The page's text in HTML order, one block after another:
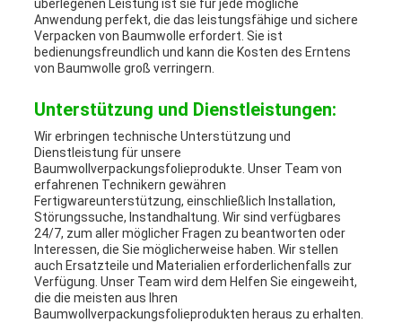
überlegenen Leistung ist sie für jede mögliche
Anwendung perfekt, die das leistungsfähige und sichere
Verpacken von Baumwolle erfordert. Sie ist
bedienungsfreundlich und kann die Kosten des Erntens
von Baumwolle groß verringern.
Unterstützung und Dienstleistungen:
Wir erbringen technische Unterstützung und
Dienstleistung für unsere
Baumwollverpackungsfolieprodukte. Unser Team von
erfahrenen Technikern gewähren
Fertigwareunterstützung, einschließlich Installation,
Störungssuche, Instandhaltung. Wir sind verfügbares
24/7, zum aller möglicher Fragen zu beantworten oder
Interessen, die Sie möglicherweise haben. Wir stellen
auch Ersatzteile und Materialien erforderlichenfalls zur
Verfügung. Unser Team wird dem Helfen Sie eingeweiht,
die die meisten aus Ihren
Baumwollverpackungsfolieprodukten heraus zu erhalten.